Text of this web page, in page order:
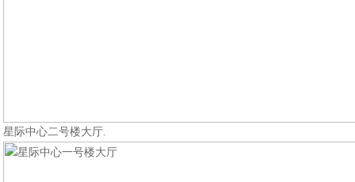
星际中心二号楼大厅.